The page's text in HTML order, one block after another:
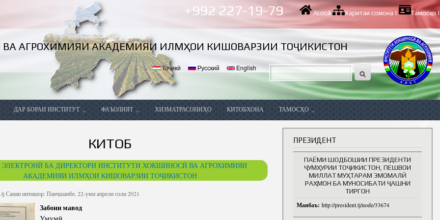
Skip to
main
content
+992 227-19-79 Асосӣ| Харитаи сомона | Тамосҳо|
АГРОХИМИЯИ АКАДЕМИЯИ ИЛМҲОИ КИШОВАРЗИИ ТОҶИКИСТОН
Тоҷикӣ Русский English
ПРЕЗИДЕНТИ ҶУМҲУРИИ
ТОҶИКИСТОН
ДАР БОРАИ ИНСТИТУТ
Мақсад ва вазифаҳои Институт
Самтҳои асосии фаъолияти Институт
Маълумоти оморӣ
Таъсис
Сохтор
ФАЪОЛИЯТ
Дастовардҳо
Конфронсҳо, семинарҳо ва
мизҳои мудаввар
ХИЗМАТРАСОНИҲО КИТОБХОНА ТАМОСҲО
КИТОБ
ЭЛЕКТРОНӢ БА ДИРЕКТОРИ ИНСТИТУТИ ХОКШИНОСӢ ВА АГРОХИМИЯИ
АКАДЕМИЯИ ИЛМҲОИ КИШОВАРЗИИ ТОҶИКИСТОН
Санаи интишор: Панҷшанбе, 22-уми апрели соли 2021
Забони мавод
Умумӣ
ПРЕЗИДЕНТ
ПАЁМИ ШОДБОШИИ ПРЕЗИДЕНТИ
ҶУМҲУРИИ ТОҶИКИСТОН, ПЕШВОИ
МИЛЛАТ МУҲТАРАМ ЭМОМАЛӢ
РАҲМОН БА МУНОСИБАТИ ҶАШНИ
ТИРГОН
Манбаъ: http://president.tj/node/33674